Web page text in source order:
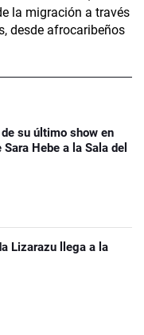
la migración a través
desde afrocaribeños
su último show en
Hebe a la Sala del
Lizarazu llega a la